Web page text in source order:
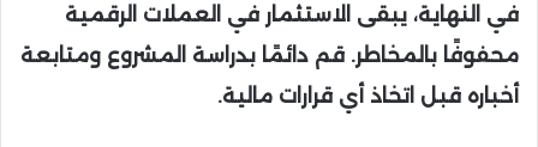
في النهاية، يبقى الاستثمار في العملات الرقمية
محفوفًا بالمخاطر. قم دائمًا بدراسة المشروع ومتابعة
أخباره قبل اتخاذ أي قرارات مالية.